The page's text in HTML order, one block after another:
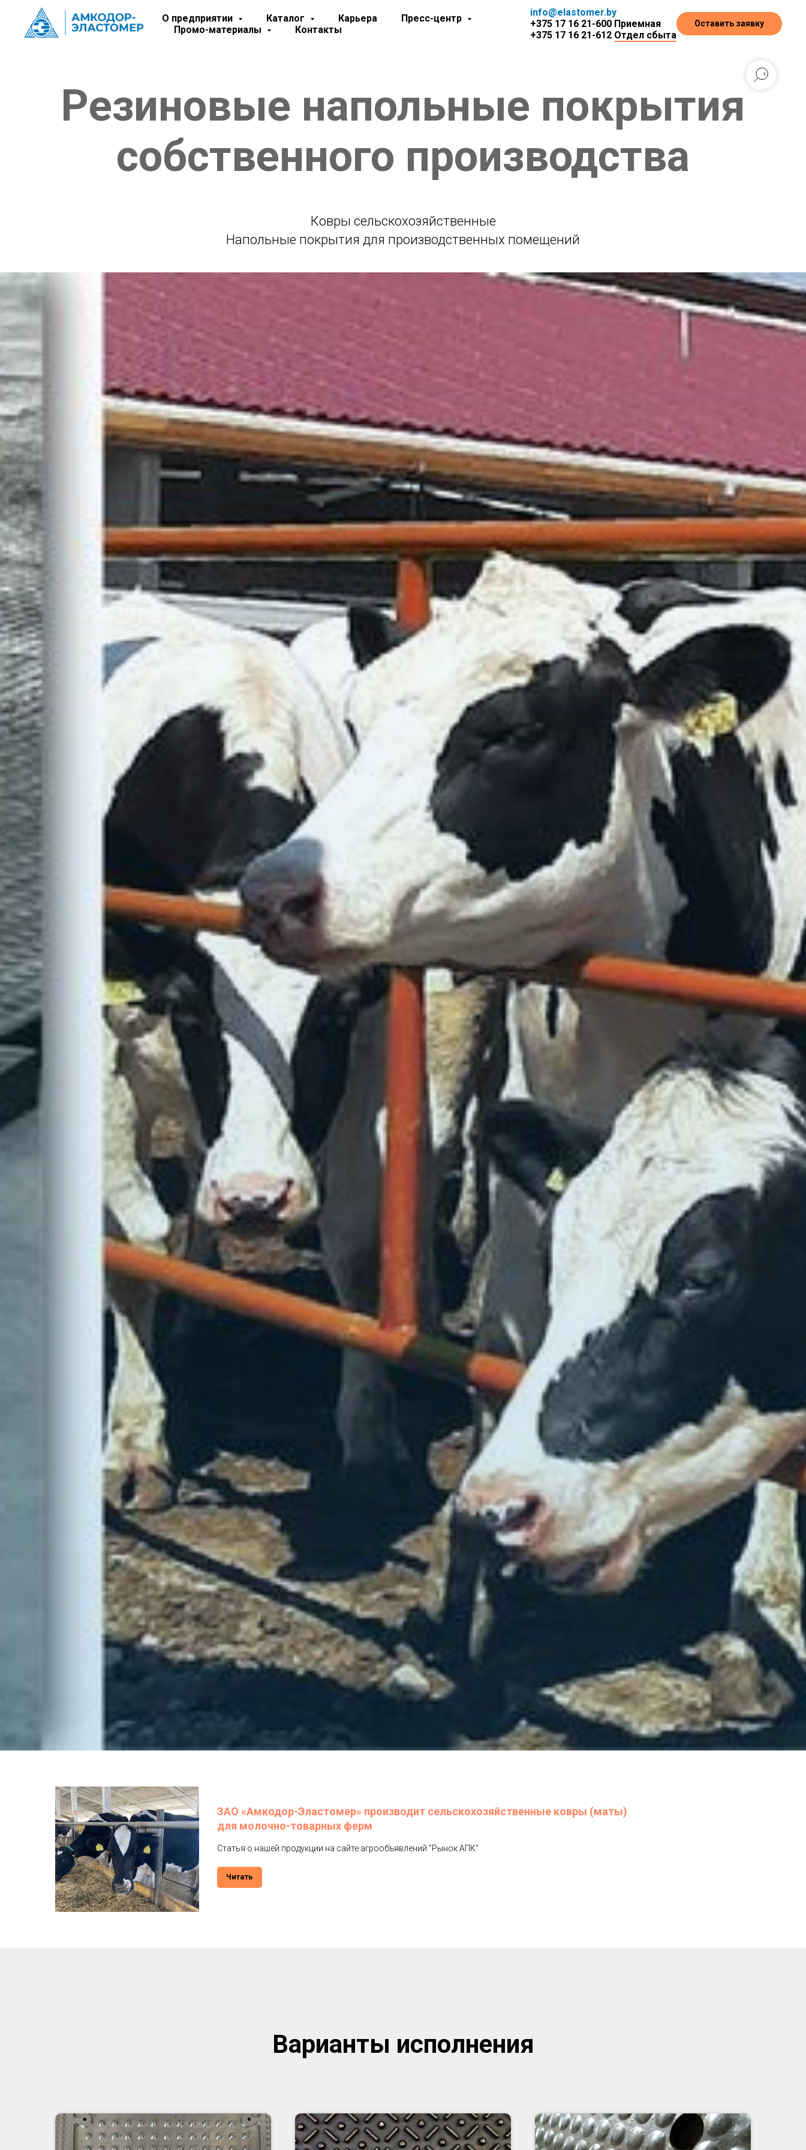
О предприятии Каталог Карьера
Пресс-центр
Промо-материалы
Контакты
info@elastomer.by
+375 17 16 21-600 Приемная
+375 17 16 21-612 Отдел сбыта
Оставить заявку
Резиновые напольные покрытия
собственного производства
Ковры сельскохозяйственные
Напольные покрытия для производственных помещений
ЗАО «Амкодор-Эластомер» производит сельскохозяйственные ковры (маты)
для молочно-товарных ферм
Статья о нашей продукции на сайте агрообъявлений "Рынок АПК"
Читать
Варианты исполнения